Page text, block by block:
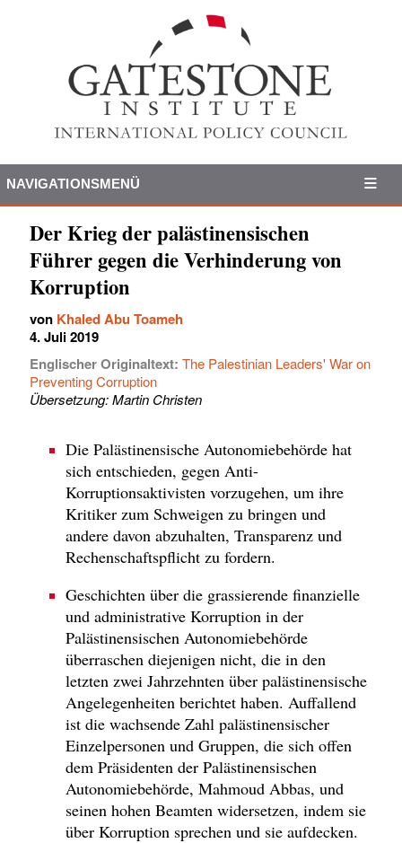
NAVIGATIONSMENÜ
Der Krieg der palästinensischen
Führer gegen die Verhinderung von
Korruption
von Khaled Abu Toameh
4. Juli 2019
Englischer Originaltext: The Palestinian Leaders' War on
Preventing Corruption
Übersetzung: Martin Christen
Die Palästinensische Autonomiebehörde hat
sich entschieden, gegen Anti-
Korruptionsaktivisten vorzugehen, um ihre
Kritiker zum Schweigen zu bringen und
andere davon abzuhalten, Transparenz und
Rechenschaftspflicht zu fordern.
Geschichten über die grassierende finanzielle
und administrative Korruption in der
Palästinensischen Autonomiebehörde
überraschen diejenigen nicht, die in den
letzten zwei Jahrzehnten über palästinensische
Angelegenheiten berichtet haben. Auffallend
ist die wachsende Zahl palästinensischer
Einzelpersonen und Gruppen, die sich offen
dem Präsidenten der Palästinensischen
Autonomiebehörde, Mahmoud Abbas, und
seinen hohen Beamten widersetzen, indem sie
über Korruption sprechen und sie aufdecken.